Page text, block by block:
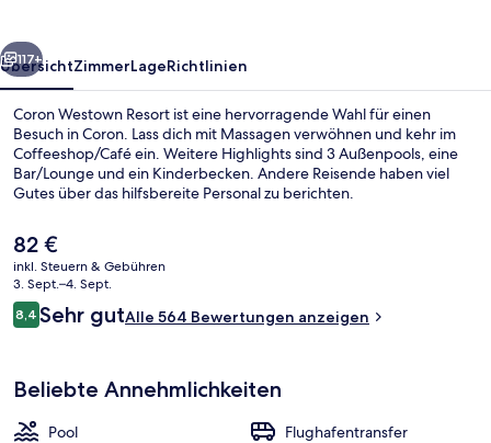
Weiter
117+
ÜbersichtZimmerLageRichtlinien
Coron Westown Resort ist eine hervorragende Wahl für einen
Besuch in Coron. Lass dich mit Massagen verwöhnen und kehr im
Coffeeshop/Café ein. Weitere Highlights sind 3 Außenpools, eine
Bar/Lounge und ein Kinderbecken. Andere Reisende haben viel
Gutes über das hilfsbereite Personal zu berichten.
Der
aktuelle
Preis
beträgt
82 €.
82 €
inkl. Steuern & Gebühren
3. Sept.–4. Sept.
Bewertungen
8,48,4 von 10.
Sehr gutAlle 564 Bewertungen anzeigen
Beliebte Annehmlichkeiten
Pool
Flughafentransfer